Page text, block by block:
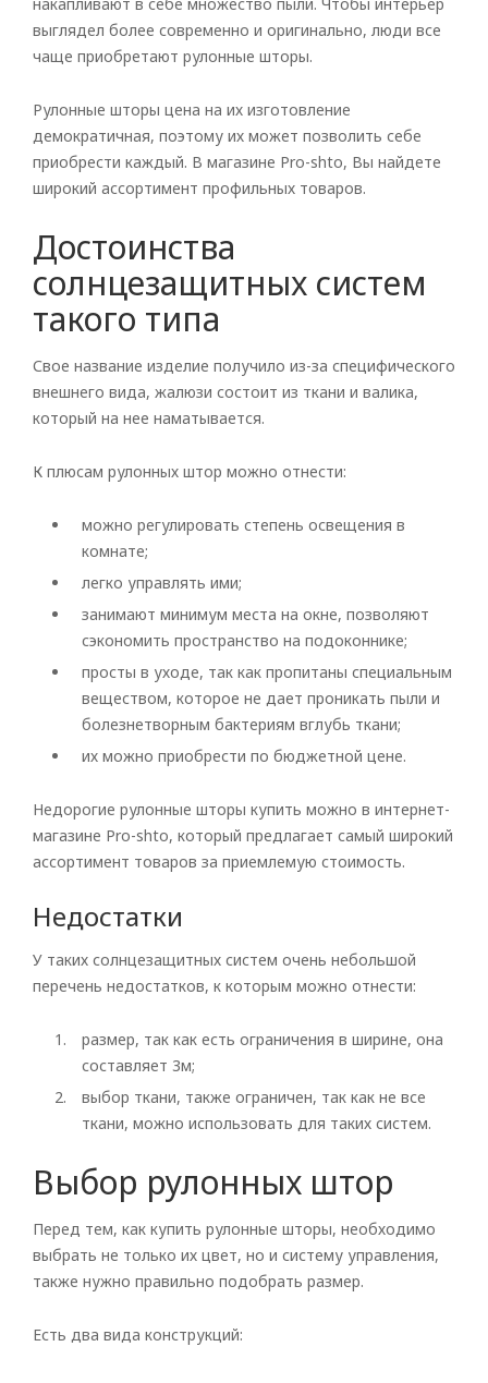
Римские
выглядел более современно и оригинально, люди все
чаще приобретают рулонные шторы.
Рулонные шторы цена на их изготовление
демократичная, поэтому их может позволить себе
приобрести каждый. В магазине Pro-shto, Вы найдете
широкий ассортимент профильных товаров.
Достоинства
солнцезащитных систем
такого типа
Свое название изделие получило из-за специфического
внешнего вида, жалюзи состоит из ткани и валика,
который на нее наматывается.
К плюсам рулонных штор можно отнести:
можно регулировать степень освещения в
комнате;
легко управлять ими;
занимают минимум места на окне, позволяют
сэкономить пространство на подоконнике;
просты в уходе, так как пропитаны специальным
веществом, которое не дает проникать пыли и
болезнетворным бактериям вглубь ткани;
их можно приобрести по бюджетной цене.
Недорогие рулонные шторы купить можно в интернет-
магазине Pro-shto, который предлагает самый широкий
ассортимент товаров за приемлемую стоимость.
Недостатки
У таких солнцезащитных систем очень небольшой
перечень недостатков, к которым можно отнести:
размер, так как есть ограничения в ширине, она
составляет 3м;
выбор ткани, также ограничен, так как не все
ткани, можно использовать для таких систем.
Выбор рулонных штор
Перед тем, как купить рулонные шторы, необходимо
выбрать не только их цвет, но и систему управления,
также нужно правильно подобрать размер.
Есть два вида конструкций: